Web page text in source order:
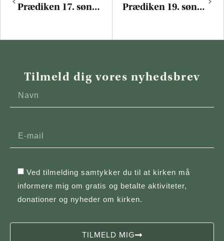
Prædiken 17. søndag efter Trinitatis Prædiken 19. søndag efter Trinitatis
Tilmeld dig vores nyhedsbrev
Ved tilmelding samtykker du til at kirken må
informere mig om gratis og betalte aktiviteter,
donationer og nyheder om kirken.
TILMELD MIG